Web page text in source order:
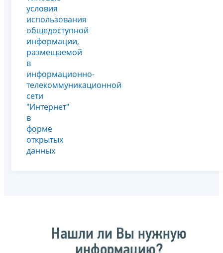
условия
использования
общедоступной
информации,
размещаемой
в
информационно-
телекоммуникационной
сети
"Интернет"
в
форме
открытых
данных
Нашли ли Вы нужную